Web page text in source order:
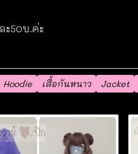
ะ50บ.ค่ะ
Hoodie เสื้อกันหนาว Jacket